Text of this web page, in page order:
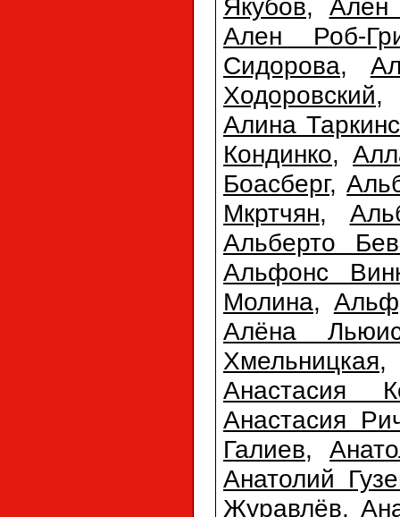
Якубов, Ален
Ален Роб-
Сидорова,
Ходоровский
Алина
Кондинко,
Боасберг,
Мкртчян,
Альберто
Альфонс
Молина,
Алёна
Хмельницкая
Анастасия
Анастасия
Галиев,
Анатолий
Журавлёв,